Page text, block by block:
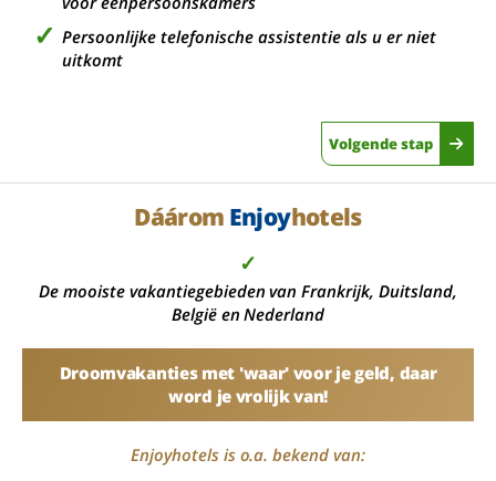
Persoonlijke telefonische assistentie als u er niet
uitkomt
Volgende stap
Dáárom Enjoyhotels
✓
De mooiste vakantiegebieden van Frankrijk, Duitsland,
België en Nederland
Droomvakanties met 'waar' voor je geld, daar
word je vrolijk van!
Enjoyhotels is o.a. bekend van: